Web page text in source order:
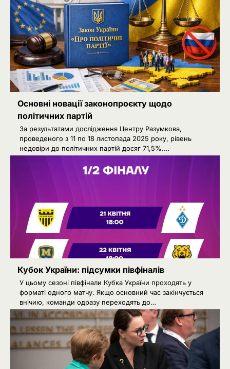
Основні новації законопроєкту щодо
політичних партій
За результатами дослідження Центру Разумкова,
проведеного з 11 по 18 листопада 2025 року, рівень
недовіри до політичних партій досяг 71,5%.…
Кубок України: підсумки півфіналів
У цьому сезоні півфінали Кубка України проходять у
форматі одного матчу. Якщо основний час закінчується
внічию, команди одразу переходять до…
РФ знеструмила Херсон: коли
повернуть світло в оселі
Розумна Марина